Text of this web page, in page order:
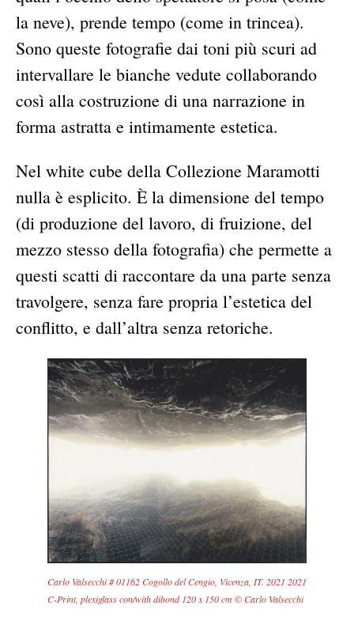
la neve), prende tempo (come in trincea).
Sono queste fotografie dai toni più scuri ad
intervallare le bianche vedute collaborando
così alla costruzione di una narrazione in
forma astratta e intimamente estetica.
Nel white cube della Collezione Maramotti
nulla è esplicito. È la dimensione del tempo
(di produzione del lavoro, di fruizione, del
mezzo stesso della fotografia) che permette a
questi scatti di raccontare da una parte senza
travolgere, senza fare propria l’estetica del
conflitto, e dall’altra senza retoriche.
Carlo Valsecchi # 01162 Cogollo del Cengio, Vicenza, IT. 2021 2021
C-Print, plexiglass con/with dibond 120 x 150 cm © Carlo Valsecchi